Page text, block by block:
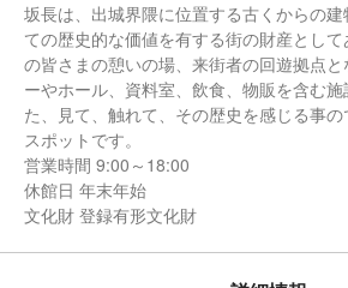
坂長は、出城界隈に位置する古くからの
ての歴史的な価値を有する街の財産とし
の皆さまの憩いの場、来街者の回遊拠点
ーやホール、資料室、飲食、物販を含む
た、見て、触れて、その歴史を感じる事
スポットです。
営業時間 9:00～18:00
休館日 年末年始
文化財 登録有形文化財